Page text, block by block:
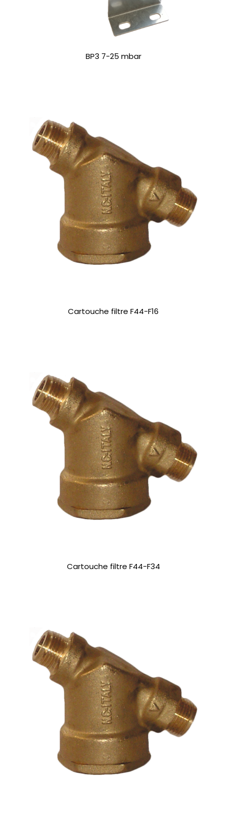
BP3 7-25 mbar
Cartouche filtre F44-F16
Cartouche filtre F44-F34